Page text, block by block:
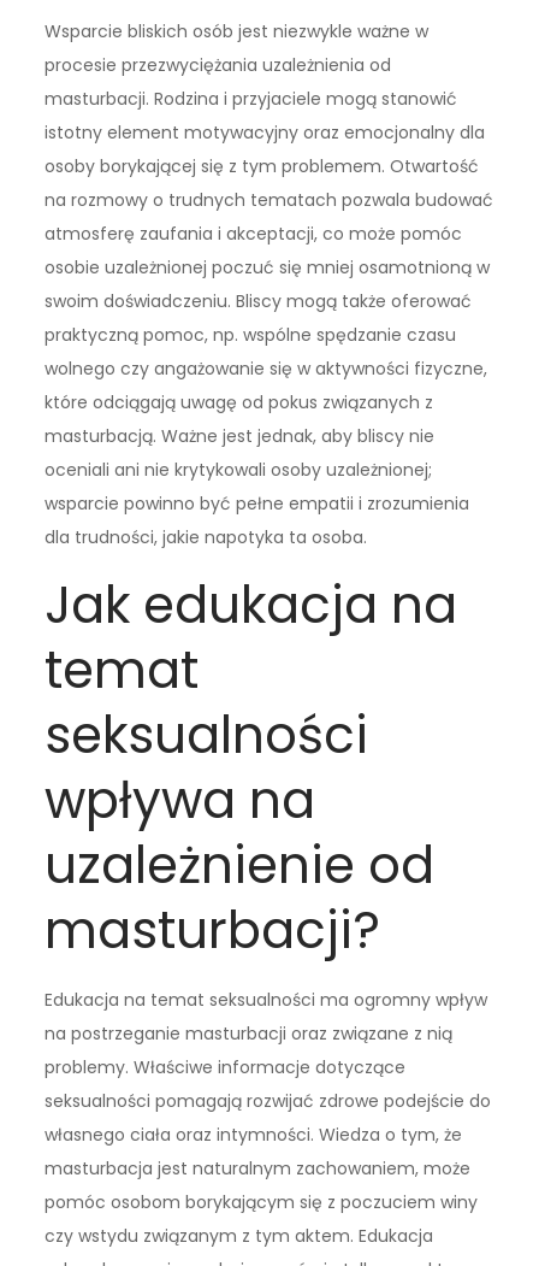
Wsparcie bliskich osób jest niezwykle ważne w
procesie przezwyciężania uzależnienia od
masturbacji. Rodzina i przyjaciele mogą stanowić
istotny element motywacyjny oraz emocjonalny dla
osoby borykającej się z tym problemem. Otwartość
na rozmowy o trudnych tematach pozwala budować
atmosferę zaufania i akceptacji, co może pomóc
osobie uzależnionej poczuć się mniej osamotnioną w
swoim doświadczeniu. Bliscy mogą także oferować
praktyczną pomoc, np. wspólne spędzanie czasu
wolnego czy angażowanie się w aktywności fizyczne,
które odciągają uwagę od pokus związanych z
masturbacją. Ważne jest jednak, aby bliscy nie
oceniali ani nie krytykowali osoby uzależnionej;
wsparcie powinno być pełne empatii i zrozumienia
dla trudności, jakie napotyka ta osoba.
Jak edukacja na
temat
seksualności
wpływa na
uzależnienie od
masturbacji?
Edukacja na temat seksualności ma ogromny wpływ
na postrzeganie masturbacji oraz związane z nią
problemy. Właściwe informacje dotyczące
seksualności pomagają rozwijać zdrowe podejście do
własnego ciała oraz intymności. Wiedza o tym, że
masturbacja jest naturalnym zachowaniem, może
pomóc osobom borykającym się z poczuciem winy
czy wstydu związanym z tym aktem. Edukacja